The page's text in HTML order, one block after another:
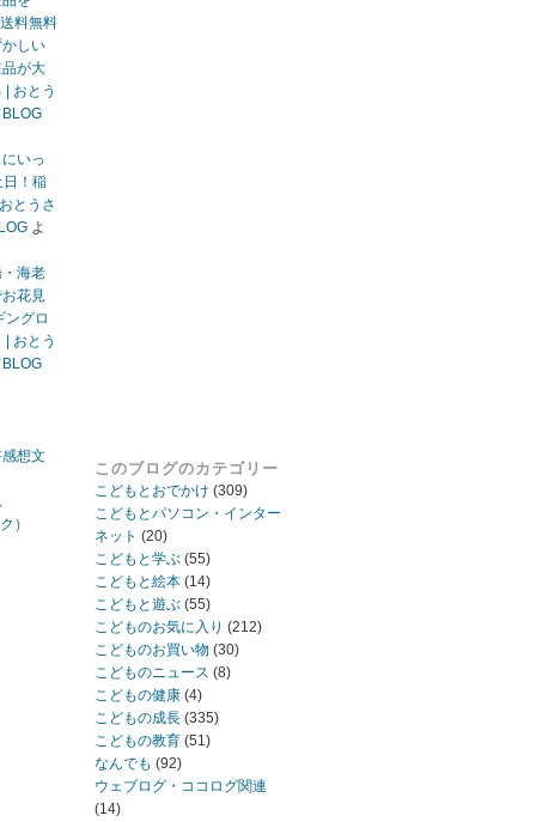
送料無料
しい
が大
おとう
いっ
日！稲
とうさ
よ
海老
花見
ングロ
おとう
想文
）
このブログのカテゴリー
こどもとおでかけ (309)
こどもとパソコン・インター
ネット (20)
こどもと学ぶ(55)
こどもと絵本(14)
こどもと遊ぶ(55)
こどものお気に入り (212)
こどものお買い物 (30)
こどものニュース (8)
こどもの健康(4)
こどもの成長(335)
こどもの教育(51)
なんでも (92)
ウェブログ・ココログ関連
(14)